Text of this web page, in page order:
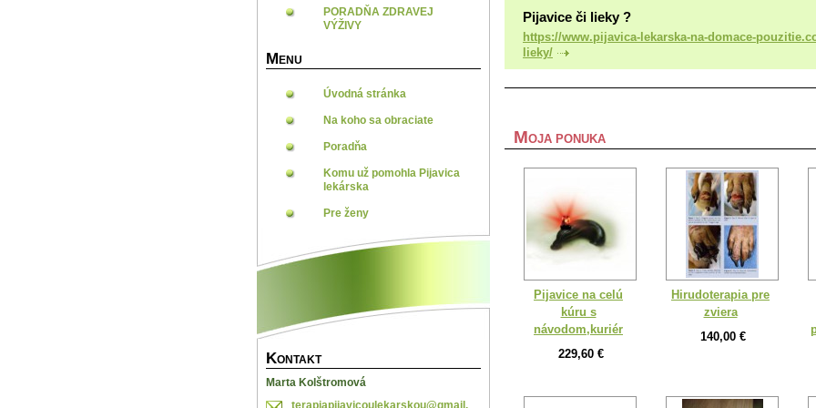
Pijavice či lieky ?
https://www.pijavica-lekarska-na-domace-
lieky/
MOJA PONUKA
Pijavice na celú
kúru s
návodom,kuriér
229,60 €
Hirudoterapia pre
zviera
140,00 €
PORADŇA ZDRAVEJ
VÝŽIVY
M ENU
Úvodná stránka
Na koho sa obraciate
Poradňa
Komu už pomohla Pijavica
lekárska
Pre ženy
KONTAKT
Marta Kolštromová
terapiapijavicou lekarskou@gmail.